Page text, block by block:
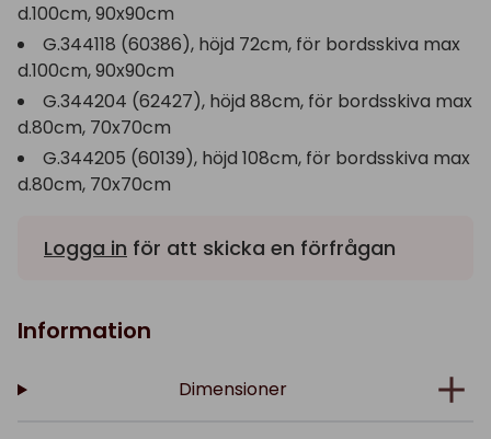
d.100cm, 90x90cm
G.344118 (60386), höjd 72cm, för bordsskiva max
d.100cm, 90x90cm
G.344204 (62427), höjd 88cm, för bordsskiva max
d.80cm, 70x70cm
G.344205 (60139), höjd 108cm, för bordsskiva max
d.80cm, 70x70cm
Logga in för att skicka en förfrågan
Information
Dimensioner